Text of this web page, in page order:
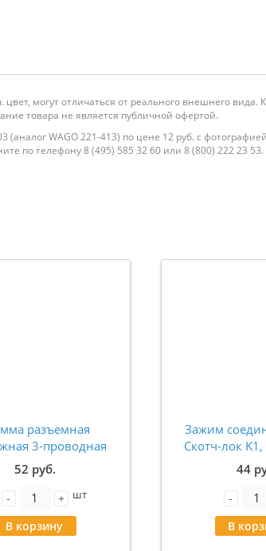
цвет, могут отличаться от реального внешнего
товара не является публичной офертой.
WAGO 221-413) по цене 12 руб. с
по телефону 8 (495) 585 32 60 или 8 (800) 222 23 53.
разъемная
3-проводная
для подключения
одножильных
LD700-413
39879
52 руб.
- + шт
В корзину
Зажим
Скотч-лок
(1,52mm)
(DIY упаковка
44
-
В